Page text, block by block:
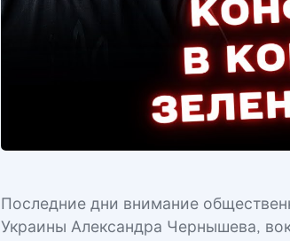
Последние дни внимание
Украины Александра Чернышева,